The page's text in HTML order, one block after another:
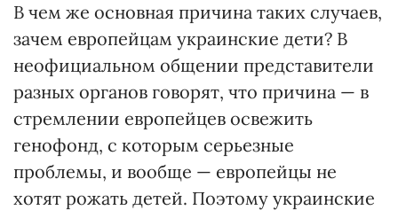
В чем же основная причина таких случаев,
зачем европейцам украинские дети? В
неофициальном общении представители
разных органов говорят, что причина — в
стремлении европейцев освежить
генофонд, с которым серьезные
проблемы, и вообще — европейцы не
хотят рожать детей. Поэтому украинские